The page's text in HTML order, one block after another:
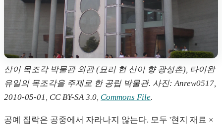
산이 목조각 박물관 외관 (묘리 현 산이 향 광성촌), 타이완
유일의 목조각을 주제로 한 공립 박물관. 사진: Anrew0517,
2010-05-01, CC BY-SA 3.0, Commons File.
공예 집락은 공중에서 자라나지 않는다. 모두 '현지 재료 ×